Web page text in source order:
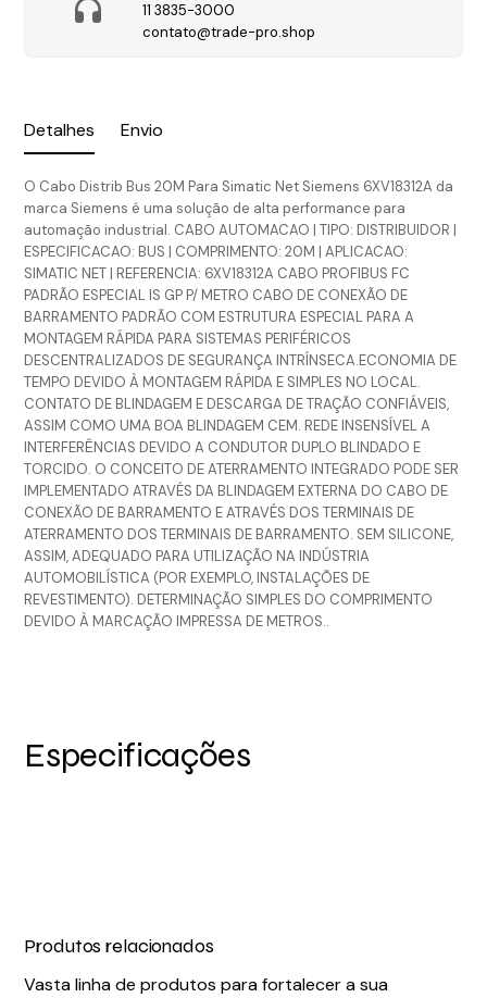
Detalhes Envio
O Cabo Distrib Bus 20M Para Simatic Net Siemens 6XV18312A da
marca Siemens é uma solução de alta performance para
automação industrial. CABO AUTOMACAO | TIPO: DISTRIBUIDOR |
ESPECIFICACAO: BUS | COMPRIMENTO: 20M | APLICACAO:
SIMATIC NET | REFERENCIA: 6XV18312A CABO PROFIBUS FC
PADRÃO ESPECIAL IS GP P/ METRO CABO DE CONEXÃO DE
BARRAMENTO PADRÃO COM ESTRUTURA ESPECIAL PARA A
MONTAGEM RÁPIDA PARA SISTEMAS PERIFÉRICOS
DESCENTRALIZADOS DE SEGURANÇA INTRÍNSECA.ECONOMIA DE
TEMPO DEVIDO À MONTAGEM RÁPIDA E SIMPLES NO LOCAL.
CONTATO DE BLINDAGEM E DESCARGA DE TRAÇÃO CONFIÁVEIS,
ASSIM COMO UMA BOA BLINDAGEM CEM. REDE INSENSÍVEL A
INTERFERÊNCIAS DEVIDO A CONDUTOR DUPLO BLINDADO E
TORCIDO. O CONCEITO DE ATERRAMENTO INTEGRADO PODE SER
IMPLEMENTADO ATRAVÉS DA BLINDAGEM EXTERNA DO CABO DE
CONEXÃO DE BARRAMENTO E ATRAVÉS DOS TERMINAIS DE
ATERRAMENTO DOS TERMINAIS DE BARRAMENTO. SEM SILICONE,
ASSIM, ADEQUADO PARA UTILIZAÇÃO NA INDÚSTRIA
AUTOMOBILÍSTICA (POR EXEMPLO, INSTALAÇÕES DE
REVESTIMENTO). DETERMINAÇÃO SIMPLES DO COMPRIMENTO
DEVIDO À MARCAÇÃO IMPRESSA DE METROS..
11 3835-3000
contato@trade-pro.shop
Especificações
Produtos relacionados
Vasta linha de produtos para fortalecer a sua